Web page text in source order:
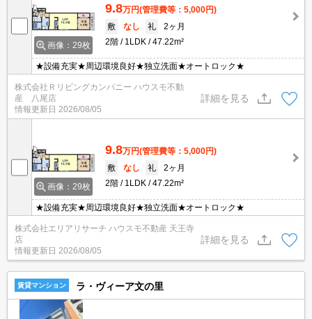
画像：29枚
9.8万円(管理費等：5,000円)
敷
なし 礼
2ヶ月
2階
1LDK 47.22m²
★設備充実★周辺環境良好★独立洗面★オートロック★
株式会社Ｒリビングカンパニー ハウスモ不動
産 八尾店
情報更新日 2026/08/05
詳細を見る
画像：29枚
9.8万円(管理費等：5,000円)
敷
なし 礼
2ヶ月
2階
1LDK 47.22m²
★設備充実★周辺環境良好★独立洗面★オートロック★
株式会社エリアリサーチ ハウスモ不動産 天王寺
店
情報更新日 2026/08/05
詳細を見る
賃貸マンション ラ・ヴィーア文の里